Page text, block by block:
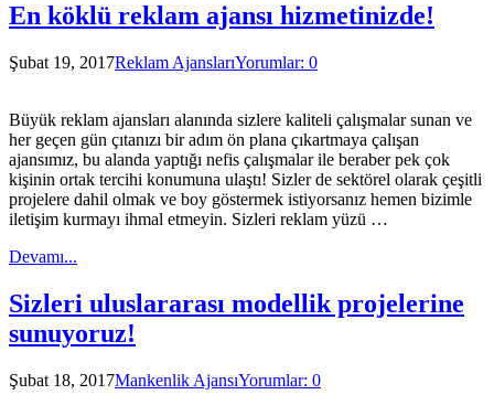
En köklü reklam ajansı hizmetinizde!
Şubat 19, 2017Reklam AjanslarıYorumlar: 0
Büyük reklam ajansları alanında sizlere kaliteli çalışmalar sunan ve
her geçen gün çıtanızı bir adım ön plana çıkartmaya çalışan
ajansımız, bu alanda yaptığı nefis çalışmalar ile beraber pek çok
kişinin ortak tercihi konumuna ulaştı! Sizler de sektörel olarak çeşitli
projelere dahil olmak ve boy göstermek istiyorsanız hemen bizimle
iletişim kurmayı ihmal etmeyin. Sizleri reklam yüzü …
Devamı...
Sizleri uluslararası modellik projelerine
sunuyoruz!
Şubat 18, 2017Mankenlik AjansıYorumlar: 0